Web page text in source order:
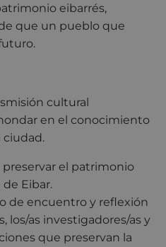
eibarrés,
que un pueblo que
cultural
en el conocimiento
ciudad.
preservar el patrimonio
Eibar.
de encuentro y reflexión
los/as investigadores/as y
que preservan la